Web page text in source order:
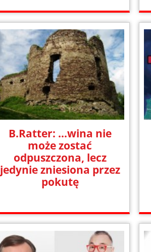
B.Ratter: ...wina nie
może zostać
odpuszczona, lecz
jedynie zniesiona przez
pokutę